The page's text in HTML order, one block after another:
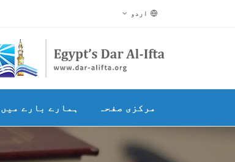
اردو
مرکزی صفحہ ہمارے بارے میں